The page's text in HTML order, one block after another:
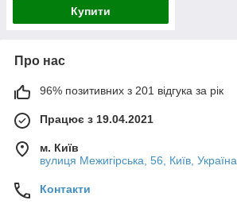
Купити
Про нас
96% позитивних з 201 відгука за рік
Працює з 19.04.2021
м. Київ
вулиця Межигірська, 56, Київ, Україна
Контакти